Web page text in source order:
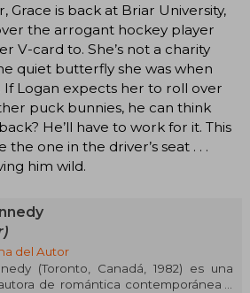
Grace is back at Briar University,
the arrogant hockey player
V-card to. She’s not a charity
quiet butterfly she was when
Logan expects her to roll over
puck bunnies, he can think
He’ll have to work for it. This
the one in the driver’s seat . . .
him wild.
del Autor
(Toronto, Canadá, 1982) es una
de romántica contemporánea y